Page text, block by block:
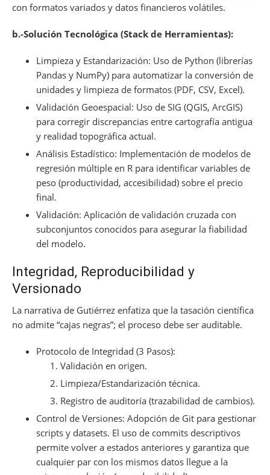
con formatos variados y datos financieros volátiles.
b.-Solución Tecnológica (Stack de Herramientas):
Limpieza y Estandarización: Uso de Python (librerías
Pandas y NumPy) para automatizar la conversión de
unidades y limpieza de formatos (PDF, CSV, Excel).
Validación Geoespacial: Uso de SIG (QGIS, ArcGIS)
para corregir discrepancias entre cartografía antigua
y realidad topográfica actual.
Análisis Estadístico: Implementación de modelos de
regresión múltiple en R para identificar variables de
peso (productividad, accesibilidad) sobre el precio
final.
Validación: Aplicación de validación cruzada con
subconjuntos conocidos para asegurar la fiabilidad
del modelo.
Integridad, Reproducibilidad y
Versionado
La narrativa de Gutiérrez enfatiza que la tasación científica
no admite “cajas negras”; el proceso debe ser auditable.
Protocolo de Integridad (3 Pasos):
Validación en origen.
Limpieza/Estandarización técnica.
Registro de auditoría (trazabilidad de cambios).
Control de Versiones: Adopción de Git para gestionar
scripts y datasets. El uso de commits descriptivos
permite volver a estados anteriores y garantiza que
cualquier par con los mismos datos llegue a la